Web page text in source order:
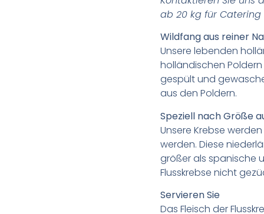
ab 20 kg für
Wildfang aus reiner
Unsere lebenden
holländischen
gespült und
aus den Poldern.
Speziell nach Größe
Unsere Krebse
werden. Diese
größer als spanische
Flusskrebse nicht
Servieren Sie
Das Fleisch der